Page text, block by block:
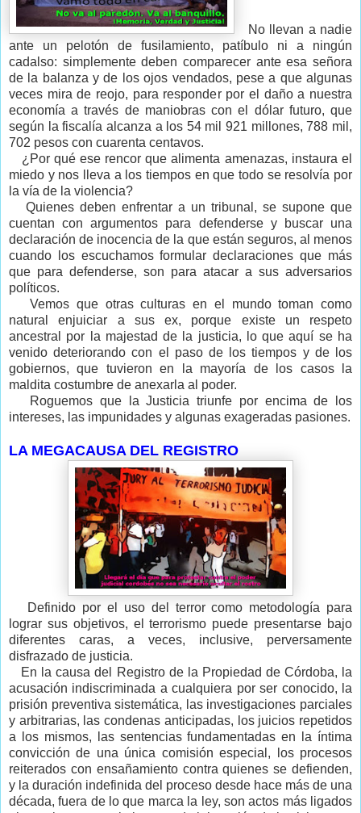
No llevan a nadie
ante un pelotón de fusilamiento, patíbulo ni a ningún
cadalso: simplemente deben comparecer ante esa señora
de la balanza y de los ojos vendados, pese a que algunas
veces mira de reojo, para responder por el daño a nuestra
economía a través de maniobras con el dólar futuro, que
según la fiscalía alcanza a los 54 mil 921 millones, 788 mil,
702 pesos con cuarenta centavos.
¿Por qué ese rencor que alimenta amenazas, instaura el
miedo y nos lleva a los tiempos en que todo se resolvía por
la vía de la violencia?
Quienes deben enfrentar a un tribunal, se supone que
cuentan con argumentos para defenderse y buscar una
declaración de inocencia de la que están seguros, al menos
cuando los escuchamos formular declaraciones que más
que para defenderse, son para atacar a sus adversarios
políticos.
Vemos que otras culturas en el mundo toman como
natural enjuiciar a sus ex, porque existe un respeto
ancestral por la majestad de la justicia, lo que aquí se ha
venido deteriorando con el paso de los tiempos y de los
gobiernos, que tuvieron en la mayoría de los casos la
maldita costumbre de anexarla al poder.
Roguemos que la Justicia triunfe por encima de los
intereses, las impunidades y algunas exageradas pasiones.
LA MEGACAUSA DEL REGISTRO
Definido por el uso del terror como metodología para
lograr sus objetivos, el terrorismo puede presentarse bajo
diferentes caras, a veces, inclusive, perversamente
disfrazado de justicia.
En la causa del Registro de la Propiedad de Córdoba, la
acusación indiscriminada a cualquiera por ser conocido, la
prisión preventiva sistemática, las investigaciones parciales
y arbitrarias, las condenas anticipadas, los juicios repetidos
a los mismos, las sentencias fundamentadas en la íntima
convicción de una única comisión especial, los procesos
reiterados con ensañamiento contra quienes se defienden,
y la duración indefinida del proceso desde hace más de una
década, fuera de lo que marca la ley, son actos más ligados